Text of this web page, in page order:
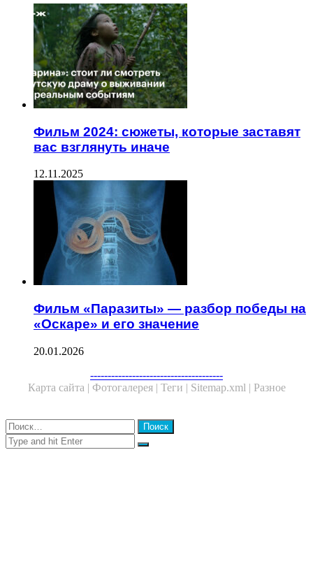
Фильм 2024: сюжеты, которые заставят
вас взглянуть иначе
12.11.2025
Фильм «Паразиты» — разбор победы на
«Оскаре» и его значение
20.01.2026
--------------------------------------
Карта сайта | Фотогалерея | Теги | Sitemap.xml | Разное
Close
Найти:
Close
Search